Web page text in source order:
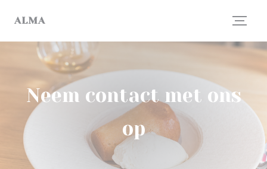
ALMA
Neem contact met ons
op